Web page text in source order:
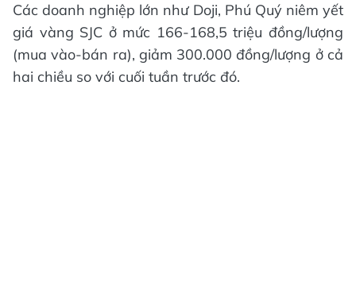
Các doanh nghiệp lớn như Doji, Phú Quý niêm yết
giá vàng SJC ở mức 166-168,5 triệu đồng/lượng
(mua vào-bán ra), giảm 300.000 đồng/lượng ở cả
hai chiều so với cuối tuần trước đó.